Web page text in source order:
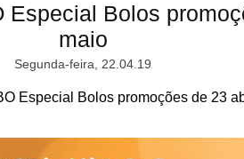
Especial Bolos
maio
Segunda-feira, 22.04.19
Especial Bolos promoções de 23